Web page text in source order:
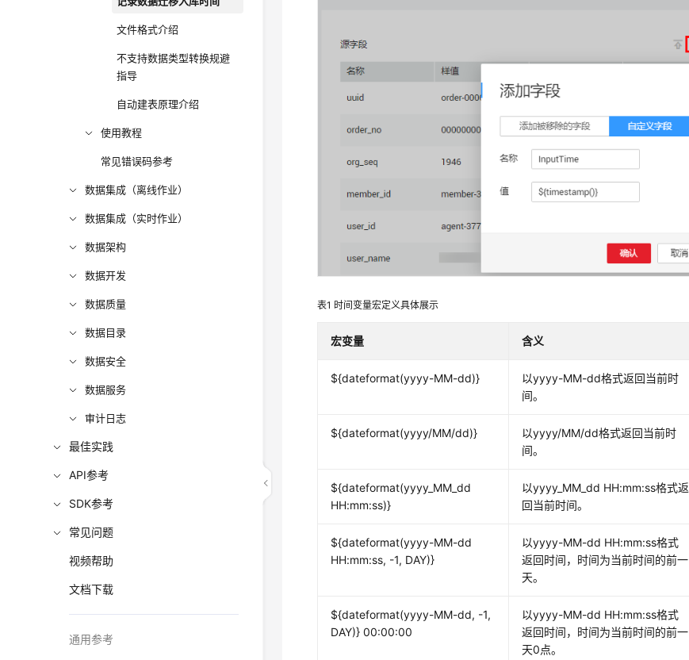
文件格式介绍
不支持数据类型转换规避
指导
自动建表原理介绍
使用教程
常见错误码参考
数据集成（离线作业）
数据集成（实时作业）
数据架构
数据开发
数据质量
数据目录
数据安全
数据服务
审计日志
最佳实践
API参考
SDK参考
常见问题
视频帮助
文档下载
通用参考
表1 时间变量宏定义具体展示
宏变量 含义
${dateformat(yyyy-MM-dd)}
以yyyy-MM-dd格式返回当前时
间。
${dateformat(yyyy/MM/dd)}
以yyyy/MM/dd格式返回当前时
间。
${dateformat(yyyy_MM_dd
HH:mm:ss)}
以yyyy_MM_dd HH:mm:ss格式返
回当前时间。
${dateformat(yyyy-MM-dd
HH:mm:ss, -1, DAY)}
以yyyy-MM-dd HH:mm:ss格式
返回时间，时间为当前时间的前一
天。
${dateformat(yyyy-MM-dd, -1,
DAY)} 00:00:00
以yyyy-MM-dd HH:mm:ss格式
返回时间，时间为当前时间的前一
天0点。